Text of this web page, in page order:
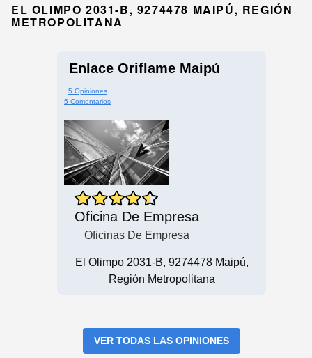
EL OLIMPO 2031-B, 9274478 MAIPÚ, REGIÓN
METROPOLITANA
Enlace Oriflame Maipú
5 Opiniones
5 Comentarios
Oficina De Empresa
Oficinas De Empresa
El Olimpo 2031-B, 9274478 Maipú,
Región Metropolitana
VER TODAS LAS OPINIONES